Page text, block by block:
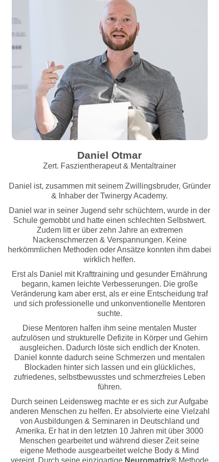
Daniel Otmar
Zert. Faszientherapeut & Mentaltrainer
Daniel ist, zusammen mit seinem Zwillingsbruder, Gründer
& Inhaber der Twinergy Academy.
Daniel war in seiner Jugend sehr schüchtern, wurde in der
Schule gemobbt und hatte einen schlechten Selbstwert.
Zudem litt er über zehn Jahre an extremen
Nackenschmerzen & Verspannungen. Keine
herkömmlichen Methoden oder Ansätze konnten ihm dabei
wirklich helfen.
Erst als Daniel mit Krafttraining und gesunder Ernährung
begann, kamen leichte Verbesserungen. Die große
Veränderung kam aber erst, als er eine Entscheidung traf
und sich professionelle und unkonventionelle Mentoren
suchte.
Diese Mentoren halfen ihm seine mentalen Muster
aufzulösen und strukturelle Defizite in Körper und Gehirn
ausgleichen. Dadurch löste sich endlich der Knoten.
Daniel konnte dadurch seine Schmerzen und mentalen
Blockaden hinter sich lassen und ein glückliches,
zufriedenes, selbstbewusstes und schmerzfreies Leben
führen.
Durch seinen Leidensweg machte er es sich zur Aufgabe
anderen Menschen zu helfen. Er absolvierte eine Vielzahl
von Ausbildungen & Seminaren in Deutschland und
Amerika. Er hat in den letzten 10 Jahren mit über 3000
Menschen gearbeitet und während dieser Zeit seine
eigene Methode ausgearbeitet welche Body & Mind